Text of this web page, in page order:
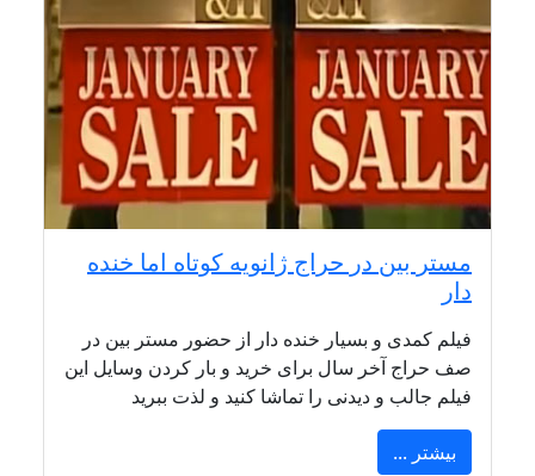
مستر بین در حراج ژانویه کوتاه اما خنده
دار
فیلم کمدی و بسیار خنده دار از حضور مستر بین در
صف حراج آخر سال برای خرید و بار کردن وسایل این
فیلم جالب و دیدنی را تماشا کنید و لذت ببرید
بیشتر ...